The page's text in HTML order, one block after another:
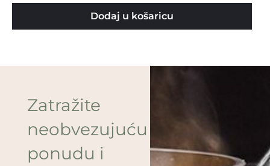
Dodaj u košaricu
Zatražite
neobvezujuću
ponudu i